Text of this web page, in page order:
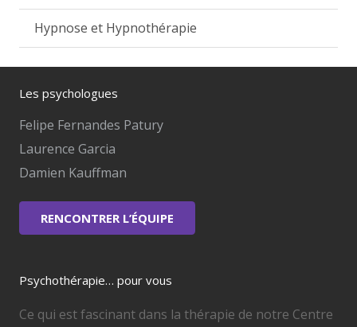
Hypnose et Hypnothérapie
Les psychologues
Felipe Fernandes Patury
Laurence Garcia
Damien Kauffman
RENCONTRER L’ÉQUIPE
Psychothérapie… pour vous
Ce qui est fascinant dans la thérapie de notre Centre